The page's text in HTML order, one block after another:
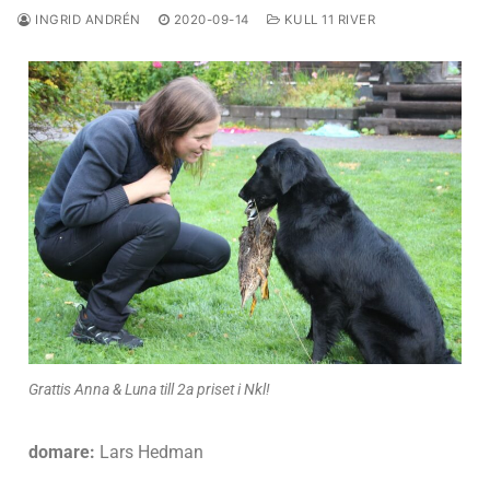
INGRID ANDRÉN 2020-09-14 KULL 11 RIVER
Grattis Anna & Luna till 2a priset i Nkl!
domare: Lars Hedman